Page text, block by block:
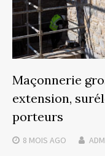
Maçonnerie
extension,
porteurs
8 MOIS AGO